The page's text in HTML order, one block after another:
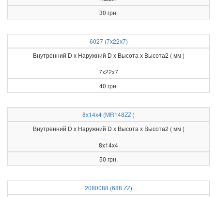
30 грн.
6027 (7х22х7)
Внутренний D x Наружний D x Высота х Высота2 ( мм )
7x22x7
40 грн.
8х14х4 (MR148ZZ )
Внутренний D x Наружний D x Высота х Высота2 ( мм )
8x14x4
50 грн.
2080088 (688 ZZ)